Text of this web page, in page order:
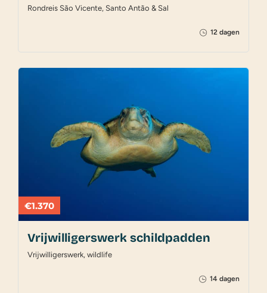
Rondreis São Vicente, Santo Antão & Sal
12 dagen
€1.370
Vrijwilligerswerk schildpadden
Vrijwilligerswerk, wildlife
14 dagen